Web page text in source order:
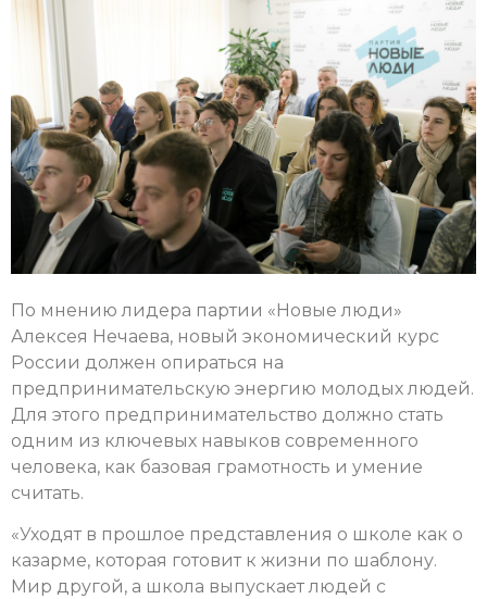
По мнению лидера партии «Новые люди»
Алексея Нечаева, новый экономический курс
России должен опираться на
предпринимательскую энергию молодых людей.
Для этого предпринимательство должно стать
одним из ключевых навыков современного
человека, как базовая грамотность и умение
считать.
«Уходят в прошлое представления о школе как о
казарме, которая готовит к жизни по шаблону.
Мир другой, а школа выпускает людей с